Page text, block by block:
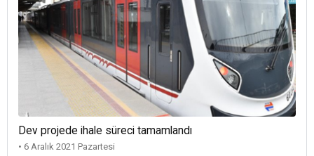
Dev projede ihale süreci tamamlandı
• 6 Aralık 2021 Pazartesi